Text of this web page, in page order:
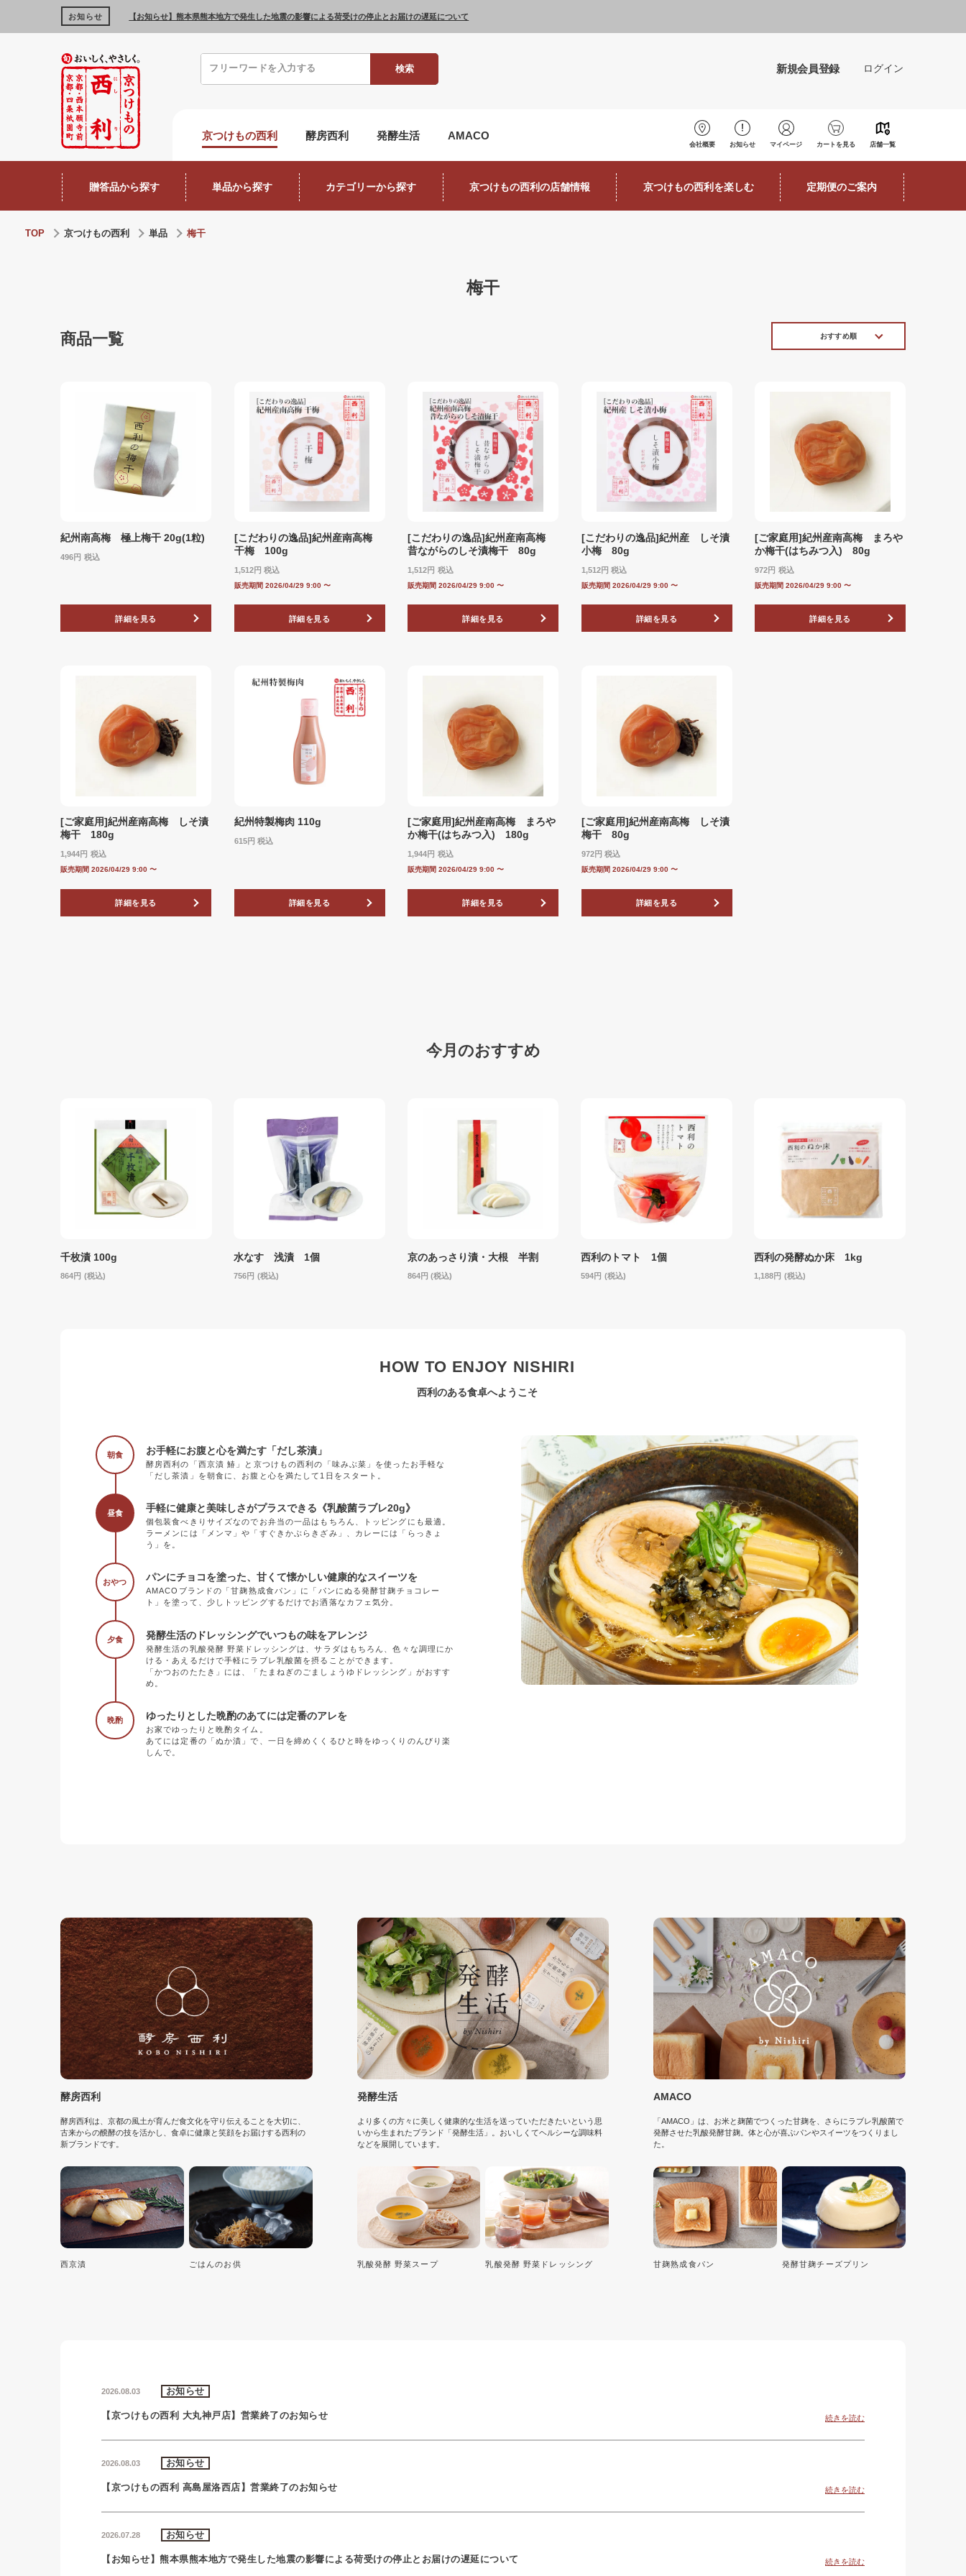
お知らせ 【お知らせ】熊本県熊本地方で発生した地震の影響による荷受けの停止とお届けの遅延について
検索 新規会員登録 ログイン
京つけもの西利 酵房西利 発酵生活 AMACO
会社概要 お知らせ マイページ カートを見る 店舗一覧
贈答品から探す 単品から探す カテゴリーから探す 京つけもの西利の店舗情報 京つけもの西利を楽しむ 定期便のご案内
TOP 京つけもの西利 単品 梅干
梅干
商品一覧 おすすめ順
紀州南高梅 極上梅干 20g(1粒)
496 税込
詳細を見る
[こだわりの逸品]紀州産南高梅
干梅 100g
1,512 税込
販売期間 2026/04/29 9:00 〜
詳細を見る
[こだわりの逸品]紀州産南高梅
昔ながらのしそ漬梅干 80g
1,512 税込
販売期間 2026/04/29 9:00 〜
詳細を見る
[こだわりの逸品]紀州産 しそ漬
小梅 80g
1,512 税込
販売期間 2026/04/29 9:00 〜
詳細を見る
[ご家庭用]紀州産南高梅 まろや
か梅干(はちみつ入) 80g
972 税込
販売期間 2026/04/29 9:00 〜
詳細を見る
[ご家庭用]紀州産南高梅 しそ漬
梅干 180g
1,944 税込
販売期間 2026/04/29 9:00 〜
詳細を見る
紀州特製梅肉 110g
615 税込
詳細を見る
[ご家庭用]紀州産南高梅 まろや
か梅干(はちみつ入) 180g
1,944 税込
販売期間 2026/04/29 9:00 〜
詳細を見る
[ご家庭用]紀州産南高梅 しそ漬
梅干 80g
972 税込
販売期間 2026/04/29 9:00 〜
詳細を見る
今月のおすすめ
千枚漬 100g
864 (税込)
水なす 浅漬 1個
756 (税込)
京のあっさり漬・大根 半割
864 (税込)
西利のトマト 1個
594 (税込)
西利の発酵ぬか床 1kg
1,188 (税込)
HOW TO ENJOY NISHIRI
西利のある食卓へようこそ
朝食 お手軽にお腹と心を満たす「だし茶漬」
酵房西利の「西京漬 鰆」と京つけもの西利の「味みぶ菜」を使ったお手軽な
「だし茶漬」を朝食に、お腹と心を満たして1日をスタート。
昼食 手軽に健康と美味しさがプラスできる《乳酸菌ラブレ20g》
個包装食べきりサイズなのでお弁当の一品はもちろん、トッピングにも最適。
ラーメンには「メンマ」や「すぐきかぶらきざみ」、カレーには「らっきょ
う」を。
おやつ パンにチョコを塗った、甘くて懐かしい健康的なスイーツを
AMACOブランドの「甘麹熟成食パン」に「パンにぬる発酵甘麹チョコレー
ト」を塗って、少しトッピングするだけでお洒落なカフェ気分。
夕食 発酵生活のドレッシングでいつもの味をアレンジ
発酵生活の乳酸発酵 野菜ドレッシングは、サラダはもちろん、色々な調理にか
ける・あえるだけで手軽にラブレ乳酸菌を摂ることができます。
「かつおのたたき」には、「たまねぎのごましょうゆドレッシング」がおすす
め。
晩酌 ゆったりとした晩酌のあてには定番のアレを
お家でゆったりと晩酌タイム。
あてには定番の「ぬか漬」で、一日を締めくくるひと時をゆっくりのんびり楽
しんで。
酵房西利
酵房西利は、京都の風土が育んだ食文化を守り伝えることを大切に、
古来からの醗酵の技を活かし、食卓に健康と笑顔をお届けする西利の
新ブランドです。
西京漬 ごはんのお供
発酵生活
より多くの方々に美しく健康的な生活を送っていただきたいという思
いから生まれたブランド「発酵生活」。おいしくてヘルシーな調味料
などを展開しています。
乳酸発酵 野菜スープ 乳酸発酵 野菜ドレッシング
AMACO
「AMACO」は、お米と麹菌でつくった甘麹を、さらにラブレ乳酸菌で
発酵させた乳酸発酵甘麹。体と心が喜ぶパンやスイーツをつくりまし
た。
甘麹熟成食パン 発酵甘麹チーズプリン
2026.08.03 お知らせ
【京つけもの西利 大丸神戸店】営業終了のお知らせ 続きを読む
2026.08.03 お知らせ
【京つけもの西利 高島屋洛西店】営業終了のお知らせ 続きを読む
2026.07.28 お知らせ
【お知らせ】熊本県熊本地方で発生した地震の影響による荷受けの停止とお届けの遅延について 続きを読む